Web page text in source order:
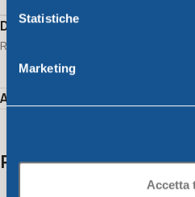
Statistiche
Marketing
Accetta
Description
Rect. container Cm.24X17Xh.12L2,4
Additional information
Related products